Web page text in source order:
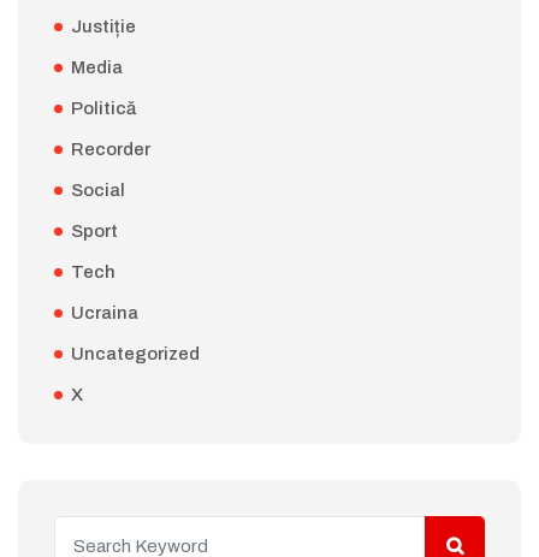
Justiție
Media
Politică
Recorder
Social
Sport
Tech
Ucraina
Uncategorized
X